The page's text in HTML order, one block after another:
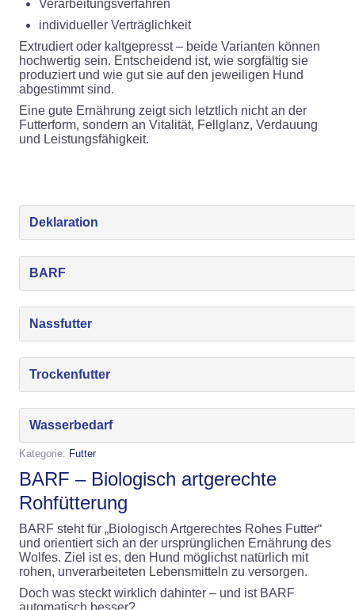
Verarbeitungsverfahren
individueller Verträglichkeit
Extrudiert oder kaltgepresst – beide Varianten können
hochwertig sein. Entscheidend ist, wie sorgfältig sie
produziert und wie gut sie auf den jeweiligen Hund
abgestimmt sind.
Eine gute Ernährung zeigt sich letztlich nicht an der
Futterform, sondern an Vitalität, Fellglanz, Verdauung
und Leistungsfähigkeit.
Deklaration
BARF
Nassfutter
Trockenfutter
Wasserbedarf
Kategorie: Futter
BARF – Biologisch artgerechte
Rohfütterung
BARF steht für „Biologisch Artgerechtes Rohes Futter“
und orientiert sich an der ursprünglichen Ernährung des
Wolfes. Ziel ist es, den Hund möglichst natürlich mit
rohen, unverarbeiteten Lebensmitteln zu versorgen.
Doch was steckt wirklich dahinter – und ist BARF
automatisch besser?